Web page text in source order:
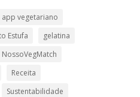
app vegetariano
Estufa
gelatina
NossoVegMatch
Receita
Sustentabilidade